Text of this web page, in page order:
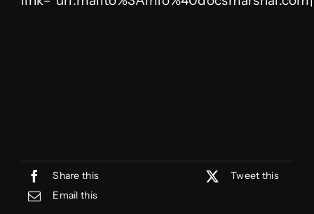
Share this
Tweet this
Email this